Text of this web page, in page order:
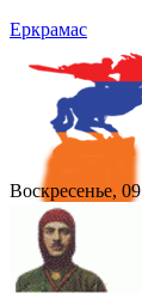
Еркрамас
Воскресенье,